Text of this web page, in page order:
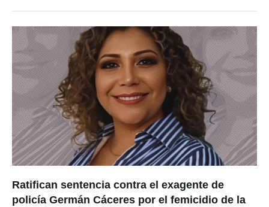
Ratifican sentencia contra el exagente de
policía Germán Cáceres por el femicidio de la